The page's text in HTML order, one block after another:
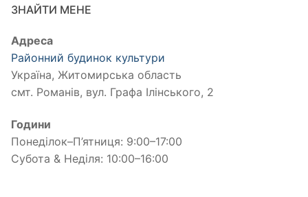
ЗНАЙТИ МЕНЕ
Адреса
Районний будинок культури
Україна, Житомирська область
смт. Романів, вул. Графа Ілінського, 2
Години
Понеділок–П’ятниця: 9:00–17:00
Субота & Неділя: 10:00–16:00